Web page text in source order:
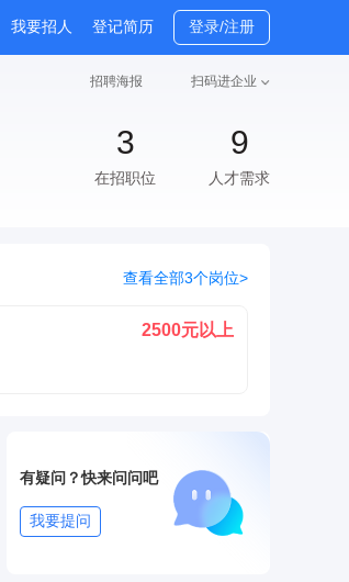
我要招人 登记简历 登录/注册
招聘海报 扫码进企业
3
在招职位
9
人才需求
查看全部3个岗位>
2500元以上
有疑问？快来问问吧
我要提问